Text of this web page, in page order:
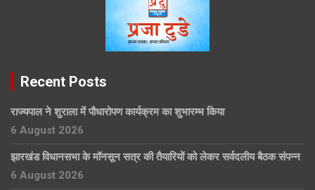
Recent Posts
राज्यपाल ने शुराला में पौधारोपण कार्यक्रम का शुभारम्भ किया
6 August 2026
झारखंड विधानसभा के मॉनसून सत्र की तैयारियों को लेकर सर्वदलीय बैठक संपन्न
6 August 2026